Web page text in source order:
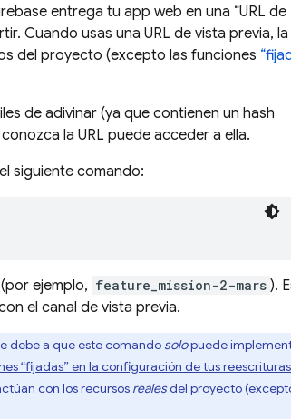
entrega tu app web en una “URL de
Cuando usas una URL de vista previa, la
del proyecto (excepto las funciones
de adivinar (ya que contienen un hash
la URL puede acceder a ella.
siguiente comando:
ejemplo, feature_mission-2-mars ).
el canal de vista previa.
debe a que este comando solopuede
“fijadas” en la configuración de tus reescrituras
con los recursos realesdel proyecto